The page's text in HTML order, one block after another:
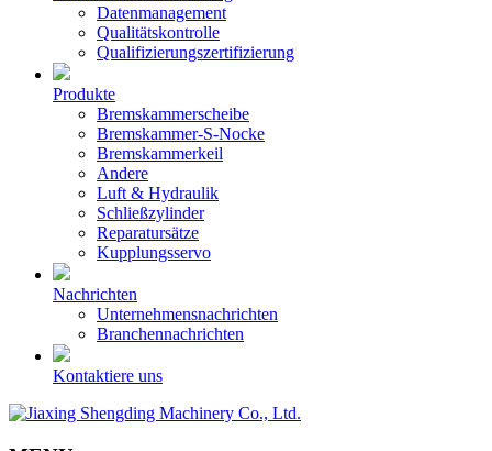
Datenmanagement
Qualitätskontrolle
Qualifizierungszertifizierung
Produkte
Bremskammerscheibe
Bremskammer-S-Nocke
Bremskammerkeil
Andere
Luft & Hydraulik
Schließzylinder
Reparatursätze
Kupplungsservo
Nachrichten
Unternehmensnachrichten
Branchennachrichten
Kontaktiere uns